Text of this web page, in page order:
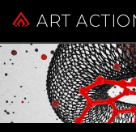
ART